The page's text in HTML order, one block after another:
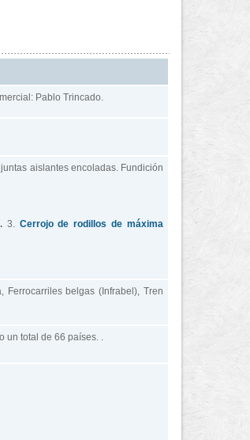
Pablo Trincado.
aislantes encoladas. Fundición
. 3. Cerrojo de rodillos de máxima
Ferrocarriles belgas (Infrabel), Tren
un total de 66 países. .